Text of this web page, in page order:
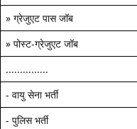
» ग्रेजुएट पास जॉब
» पोस्ट-ग्रेजुएट जॉब
...............
- वायु सेना भर्ती
- पुलिस भर्ती